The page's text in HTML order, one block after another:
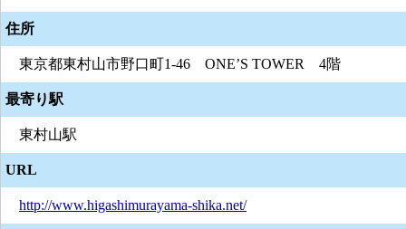
住所
東京都東村山市野口町1-46 ONE’S TOWER 4階
最寄り駅
東村山駅
URL
http://www.higashimurayama-shika.net/